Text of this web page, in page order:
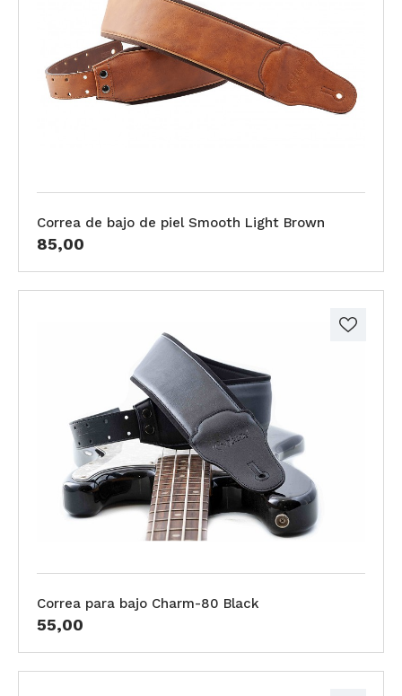
Correa de bajo de piel Smooth Light Brown
85,00
Correa para bajo Charm-80 Black
55,00